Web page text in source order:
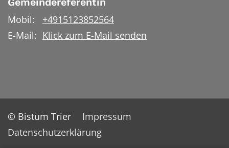
Gemeindereferentin
Mobil:
+4915123852564
E-Mail: Klick zum E-Mail senden
© Bistum Trier
Impressum
Datenschutzerklärung